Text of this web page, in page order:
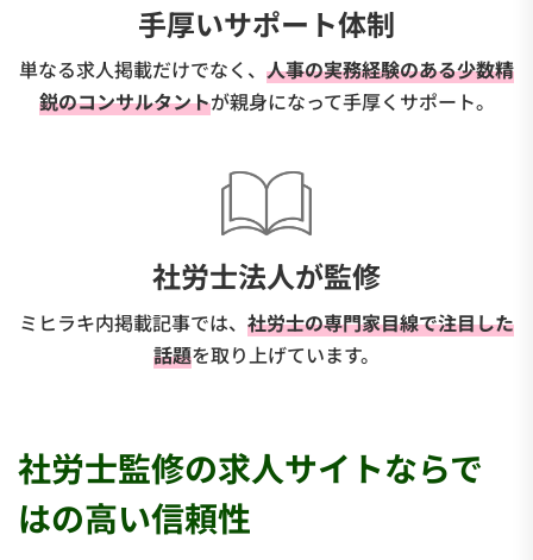
手厚いサポート体制
単なる求人掲載だけでなく、 人事の実務経験のある少数精
鋭のコンサルタントが親身になって手厚くサポート。
社労士法人が監修
ミヒラキ内掲載記事では、 社労士の専門家目線で注目した
話題を取り上げています。
社労士監修の求人サイトならで
はの高い信頼性